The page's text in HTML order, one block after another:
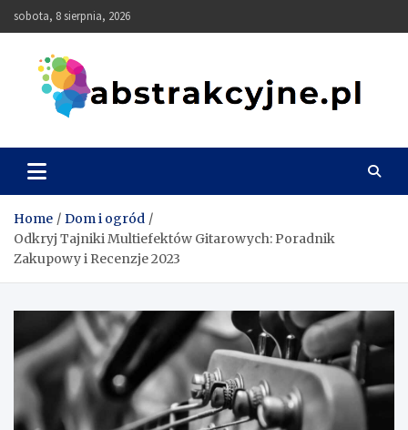
Skip
to
sobota, 8 sierpnia, 2026
Abstrakcyjne
Home
Dom i ogród
Odkryj Tajniki Multiefektów Gitarowych: Poradnik
Zakupowy i Recenzje 2023